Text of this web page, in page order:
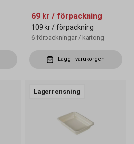
69 kr / förpackning
109 kr/ förpackning
6 förpackningar / kartong
Lägg i varukorgen
Lagerrensning